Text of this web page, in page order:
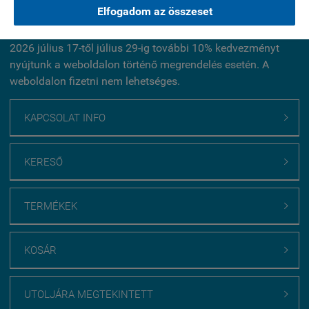
Elfogadom az összeset
Kérdés küldése
2026 július 17-től július 29-ig további 10% kedvezményt
nyújtunk a weboldalon történő megrendelés esetén. A
weboldalon fizetni nem lehetséges.
KAPCSOLAT INFO 
KERESŐ 
TERMÉKEK 
KOSÁR 
UTOLJÁRA MEGTEKINTETT 